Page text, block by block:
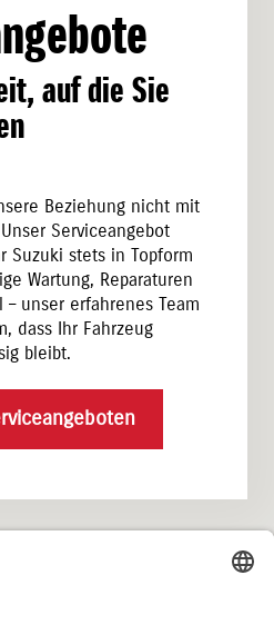
auf die Sie
Beziehung nicht mit
Serviceangebot
Suzuki stets in Topform
Wartung, Reparaturen
unser erfahrenes Team
dass Ihr Fahrzeug
bleibt.